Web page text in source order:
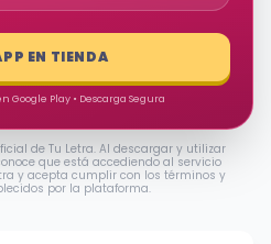
EN TIENDA
Google Play • Descarga Segura
de Tu Letra. Al descargar y utilizar
que está accediendo al servicio
y acepta cumplir con los términos y
por la plataforma.